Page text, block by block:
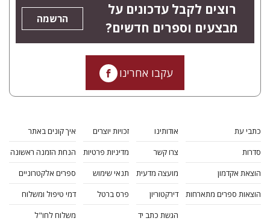
רוצים לקבל עדכונים על
מבצעים וספרים חדשים?
הרשמה
עקבו אחרינו
כתבי עת
סדרות
הוצאת אקדמון
הוצאות ספרים מתארחות
אודותינו
צרו קשר
מועצה מדעית
דירקטוריון
הגשת כתב יד
זכויות יוצרים
מדיניות פרטיות
תנאי שימוש
פרס ברטל
איך קונים באתר
הנחת הזמנה ראשונה
ספרים אלקטרוניים
דמי טיפול ומשלוח
משלוח לחו"ל